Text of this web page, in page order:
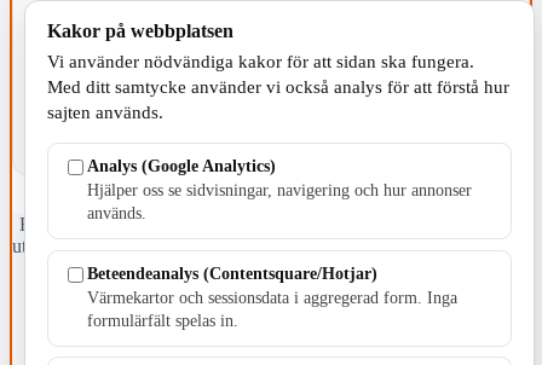
KOMMUNEN
Fristående webbtidningsföretag grundat 1991 som sedan 2002 ger
ut tidningen Skillingaryd.nu och 2010 lanserades Värnamo.nu. Från
april 2026 omfattar Skillingaryd.nu tre kommuner: Gnosjö,
Värnamo och Vaggeryds kommun.
Kontakta oss
E-post: redaktionen@skillingaryd.nu
Kakor på webbplatsen
Vi använder nödvändiga kakor för att sidan ska fungera.
Med ditt samtycke använder vi också analys för att förstå hur
sajten används.
Analys (Google Analytics)
Hjälper oss se sidvisningar, navigering och hur annonser
används.
Beteendeanalys (Contentsquare/Hotjar)
Värmekartor och sessionsdata i aggregerad form. Inga
formulärfält spelas in.